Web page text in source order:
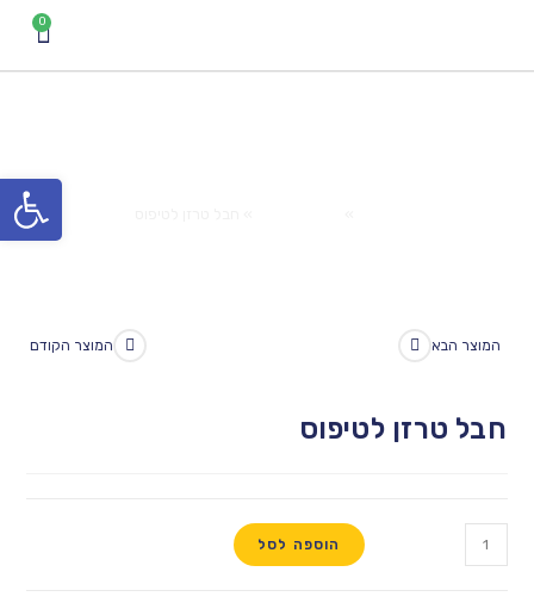
המוצר הקודם המוצר הבא
חבל טרזן לטיפוס
הוספה לסל
פתח סרגל נגישות